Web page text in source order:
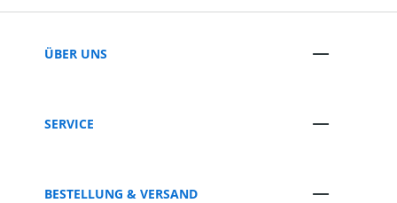
ÜBER UNS
SERVICE
BESTELLUNG & VERSAND